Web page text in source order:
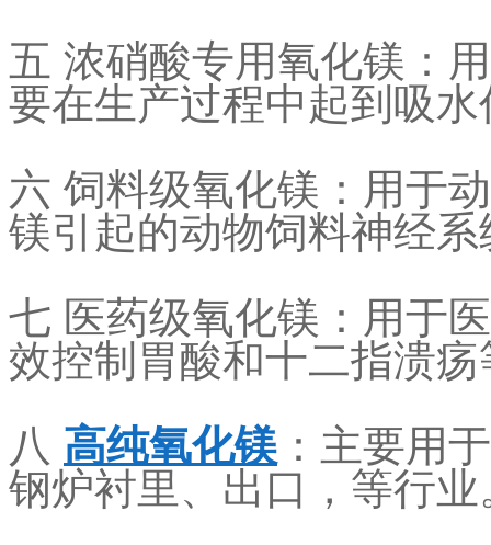
五 浓硝酸专用氧化镁：
要在生产过程中起到吸
六 饲料级氧化镁：用于
镁引起的动物饲料神经
七 医药级氧化镁：用于
效控制胃酸和十二指溃
八 高纯氧化镁 ：主要用
钢炉衬里、出口，等行